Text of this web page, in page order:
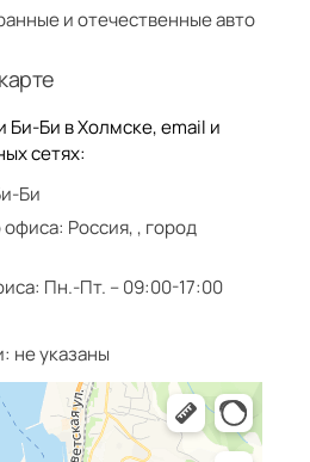
и отечественные авто
Би-Би в Холмске, email и
сетях:
Би
офиса: Россия, , город
Пн.-Пт. – 09:00-17:00
не указаны